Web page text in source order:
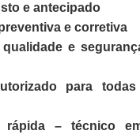
e antecipado
e corretiva
qualidade e
para
rápida – técnico